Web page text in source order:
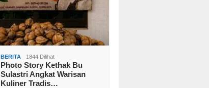
BERITA 1844 Dilihat
Photo Story Kethak Bu
Sulastri Angkat Warisan
Kuliner Tradis…